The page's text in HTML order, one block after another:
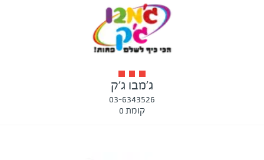
ג'מבו ג'ק
03-6343526
קומת 0